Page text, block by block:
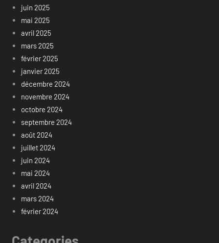
juin 2025
mai 2025
avril 2025
mars 2025
février 2025
janvier 2025
décembre 2024
novembre 2024
octobre 2024
septembre 2024
août 2024
juillet 2024
juin 2024
mai 2024
avril 2024
mars 2024
février 2024